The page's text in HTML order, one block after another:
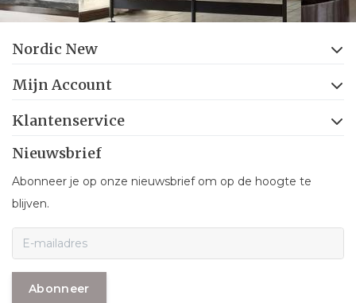
Nordic New
Mijn Account
Klantenservice
Nieuwsbrief
Abonneer je op onze nieuwsbrief om op de hoogte te
blijven.
Abonneer